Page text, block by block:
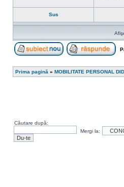
Sus
Prima pagină » MOBILITATE PERSONAL
Căutare după:
Mergi la: